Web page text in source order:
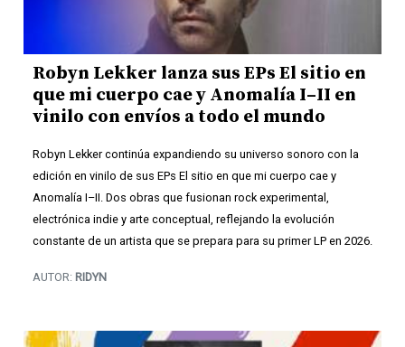
Robyn Lekker lanza sus EPs El sitio en
que mi cuerpo cae y Anomalía I–II en
vinilo con envíos a todo el mundo
Robyn Lekker continúa expandiendo su universo sonoro con la
edición en vinilo de sus EPs El sitio en que mi cuerpo cae y
Anomalía I–II. Dos obras que fusionan rock experimental,
electrónica indie y arte conceptual, reflejando la evolución
constante de un artista que se prepara para su primer LP en 2026.
AUTOR: RIDYN